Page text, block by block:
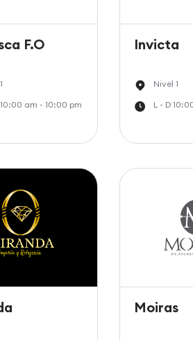
F.O
am - 10:00 pm
Invicta
Nivel 1
L - D
Moiras